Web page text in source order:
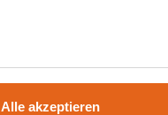
Alle akzeptieren